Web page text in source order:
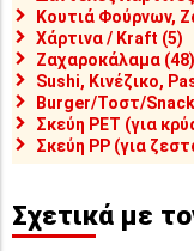
Κουτιά Φούρνων,
Χάρτινα / Kraft (5)
Ζαχαροκάλαμα (48)
Sushi, Κινέζικο,
Burger/Τοστ/
Σκεύη PET (για
Σκεύη PP (για
Σχετικά με